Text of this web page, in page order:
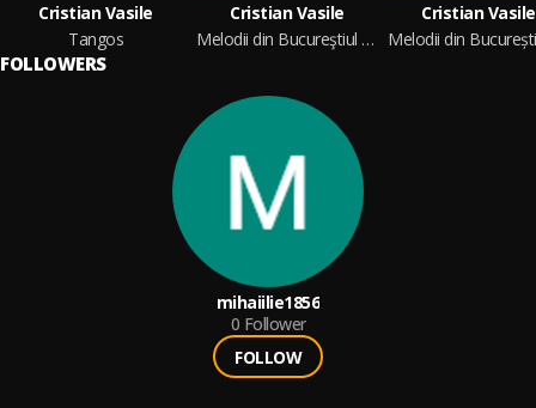
Cristian Vasile
Tangos
Cristian Vasile
Melodii din Bucureştiul de odinioară - Invitație la tango, Vol. 6
Cristian Vasile
FOLLOWERS
mihaiilie1856
0 Follower
FOLLOW